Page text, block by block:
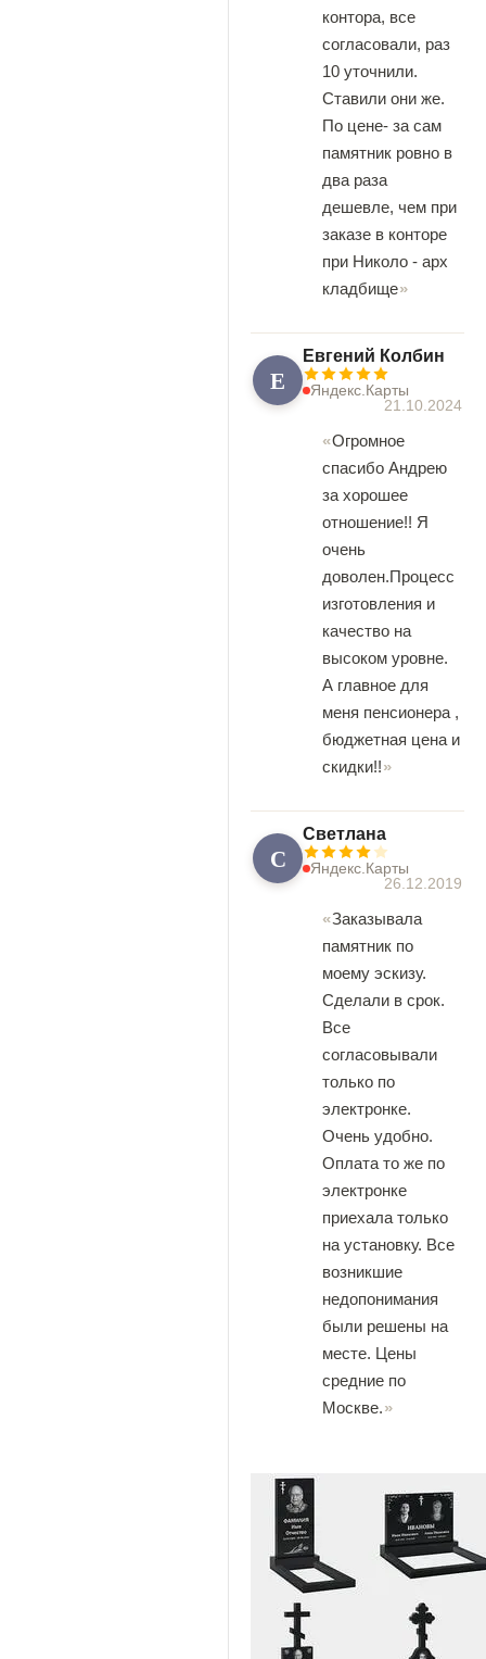
контора, все
согласовали, раз
10 уточнили.
Ставили они же.
По цене- за сам
памятник ровно в
два раза
дешевле, чем при
заказе в конторе
при Николо - арх
кладбище
Е
Евгений Колбин
Яндекс.Карты
21.10.2024
Огромное
спасибо Андрею
за хорошее
отношение!! Я
очень
доволен.Процесс
изготовления и
качество на
высоком уровне.
А главное для
меня пенсионера ,
бюджетная цена и
скидки!!
С
Светлана
Яндекс.Карты
26.12.2019
Заказывала
памятник по
моему эскизу.
Сделали в срок.
Все
согласовывали
только по
электронке.
Очень удобно.
Оплата то же по
электронке
приехала только
на установку. Все
возникшие
недопонимания
были решены на
месте. Цены
средние по
Москве.